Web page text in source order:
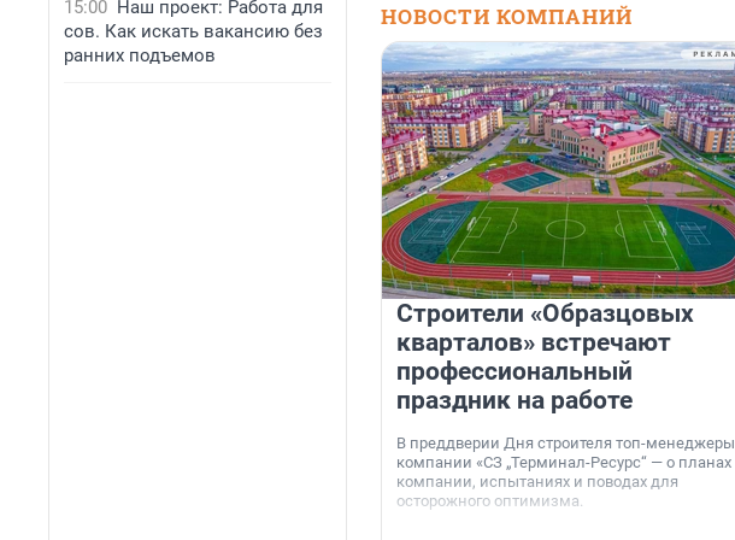
15:00 Наш проект: Работа для
сов. Как искать вакансию без
ранних подъемов
НОВОСТИ КОМПАНИЙ
Строители «Образцовых
кварталов» встречают
профессиональный
праздник на работе
В преддверии Дня строителя топ-менеджеры
компании «СЗ „Терминал-Ресурс“ — о планах
компании, испытаниях и поводах для
осторожного оптимизма.